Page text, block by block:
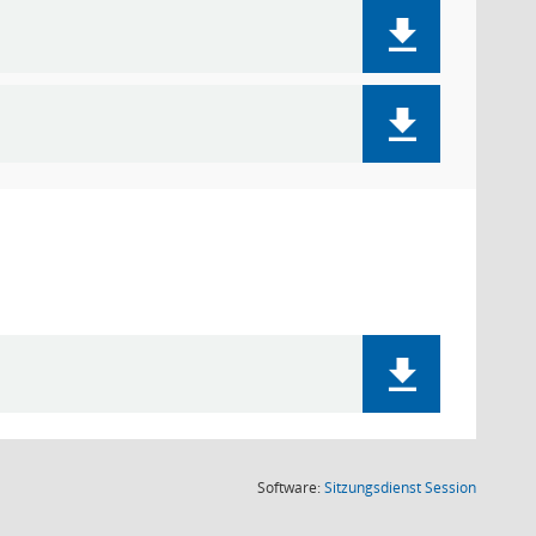
Software:SitzungsdienstSession(Wird in